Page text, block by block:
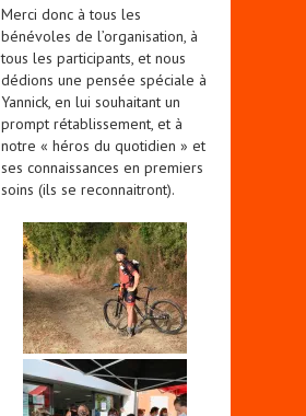
Merci donc à tous les
bénévoles de l’organisation, à
tous les participants, et nous
dédions une pensée spéciale à
Yannick, en lui souhaitant un
prompt rétablissement, et à
notre « héros du quotidien » et
ses connaissances en premiers
soins (ils se reconnaitront).